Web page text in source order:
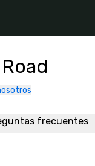
frecuentes